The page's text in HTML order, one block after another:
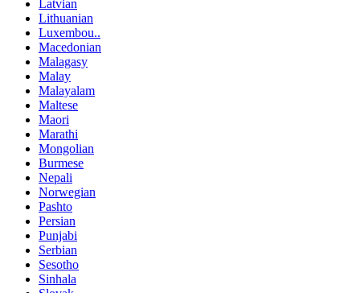
Latvian
Lithuanian
Luxembou..
Macedonian
Malagasy
Malay
Malayalam
Maltese
Maori
Marathi
Mongolian
Burmese
Nepali
Norwegian
Pashto
Persian
Punjabi
Serbian
Sesotho
Sinhala